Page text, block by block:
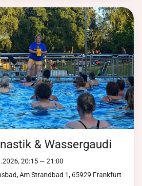
& Wassergaudi
20:15 — 21:00
Am Strandbad 1, 65929 Frankfurt